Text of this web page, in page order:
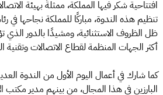
افتتاحية شكر فيها المملكة، ممثلةً بهيئة
تنظيم هذه الندوة، مباركًا للمملكة نجاحها في
ظل الظروف الاستثنائية، ومشيدًا بالدور الذي
أكثر الجهات المنظمة لقطاع الاتصالات وتقنية
كما شارك في أعمال اليوم الأول من الندوة
البارزين في هذا المجال، من بينهم مدير مكتب